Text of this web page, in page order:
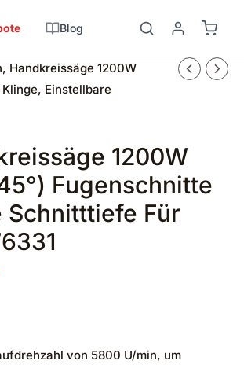
Blog
Handkreissäge 1200W
Einstellbare
1200W
Fugenschnitte
Schnitttiefe Für
von 5800 U/min, um